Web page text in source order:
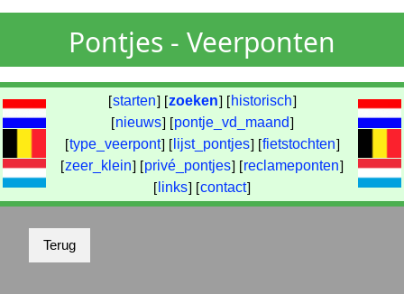
Pontjes - Veerponten
[starten] [zoeken] [ historisch]
[nieuws] [pontje_vd_maand]
[type_veerpont] [ lijst_pontjes] [fietstochten]
[zeer_klein] [privé_pontjes] [reclameponten]
[ links] [contact]